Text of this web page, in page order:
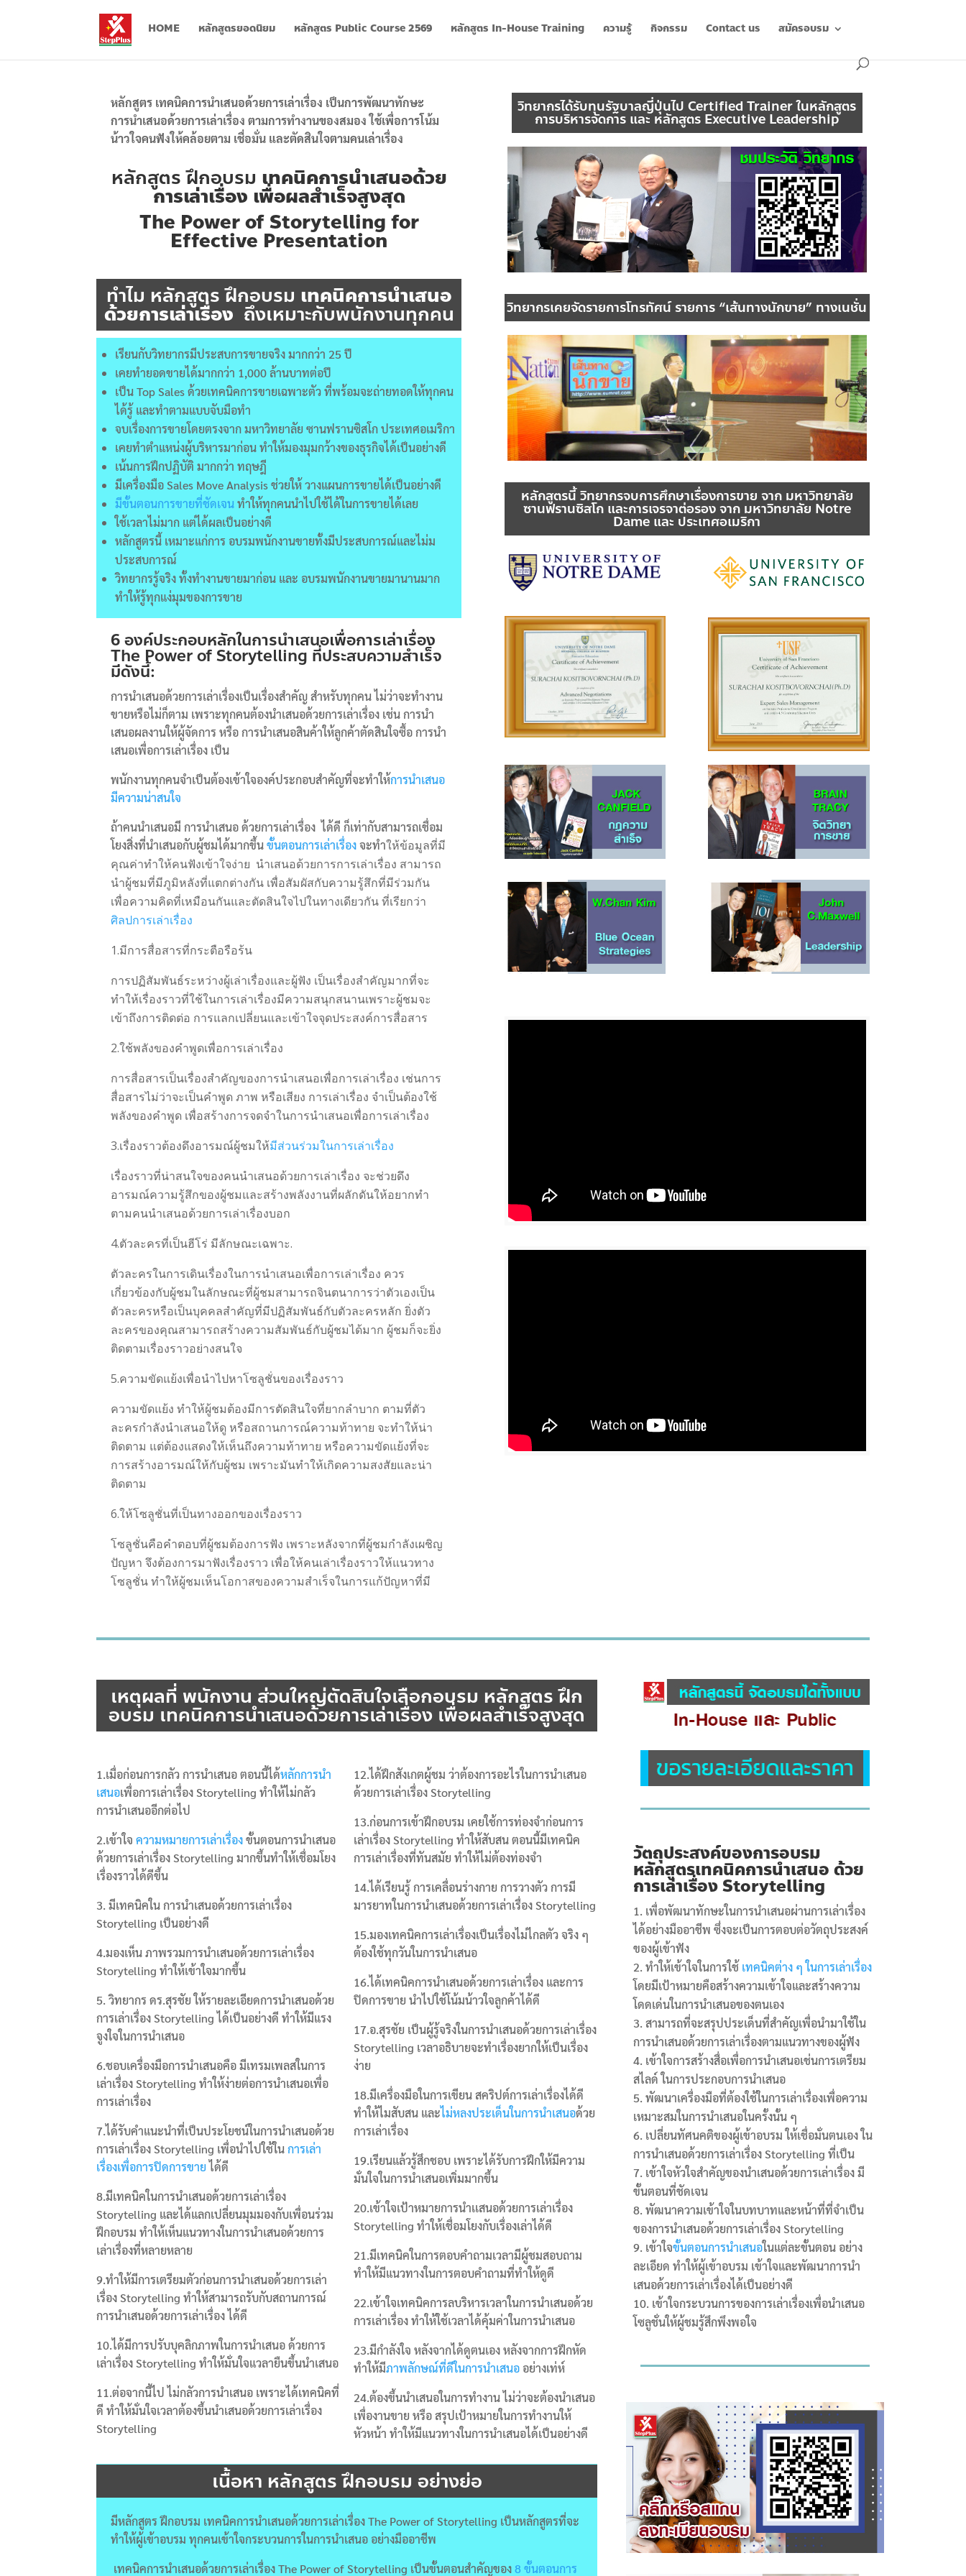
HOME หลักสูตรยอดนิยม หลักสูตร Public Course 2569 หลักสูตร In-House Training ความรู้ กิจกรรม Contact us สมัครอบรม
หลักสูตร เทคนิคการนำเสนอด้วยการเล่าเรื่อง เป็นการพัฒนาทักษะ
การนำเสนอด้วยการเล่าเรื่อง ตามการทำงานของสมอง ใช้เพื่อการโน้ม
น้าวใจคนฟังให้คล้อยตาม เชื่อมั่น และตัดสินใจตามคนเล่าเรื่อง
หลักสูตร ฝึกอบรม เทคนิคการนำเสนอด้วย
การเล่าเรื่อง เพื่อผลสำเร็จสูงสุด
The Power of Storytelling for
Effective Presentation
ทำไม หลักสูตร ฝึกอบรม เทคนิคการนำเสนอ
ด้วยการเล่าเรื่อง ถึงเหมาะกับพนักงานทุกคน
เรียนกับวิทยากรมีประสบการขายจริง มากกว่า 25 ปี
เคยทำยอดขายได้มากกว่า 1,000 ล้านบาทต่อปี
เป็น Top Sales ด้วยเทคนิคการขายเฉพาะตัว ที่พร้อมจะถ่ายทอดให้ทุกคน
ได้รู้ และทำตามแบบจับมือทำ
จบเรื่องการขายโดยตรงจาก มหาวิทยาลัย ซานฟรานซิสโก ประเทศอเมริกา
เคยทำตำแหน่งผู้บริหารมาก่อน ทำให้มองมุมกว้างของธุรกิจได้เป็นอย่างดี
เน้นการฝึกปฏิบัติ มากกว่า ทฤษฎี
มีเครื่องมือ Sales Move Analysis ช่วยให้ วางแผนการขายได้เป็นอย่างดี
มีขั้นตอนการขายที่ชัดเจนทำให้ทุกคนนำไปใช้ได้ในการขายได้เลย
ใช้เวลาไม่มาก แต่ได้ผลเป็นอย่างดี
หลักสูตรนี้ เหมาะแก่การ อบรมพนักงานขายทั้งมีประสบการณ์และไม่ม
ประสบการณ์
วิทยากรรู้จริง ทั้งทำงานขายมาก่อน และ อบรมพนักงานขายมานานมาก
ทำให้รู้ทุกแง่มุมของการขาย
6 องค์ประกอบหลักในการนำเสนอเพื่อการเล่าเรื่อง
The Power of Storytelling ที่ประสบความสำเร็จ
มีดังนี้:
การนำเสนอด้วยการเล่าเรื่องเป็นเรื่องสำคัญ สำหรับทุกคน ไม่ว่าจะทำงาน
ขายหรือไม่ก็ตาม เพราะทุกคนต้องนำเสนอด้วยการเล่าเรื่อง เช่น การนำ
เสนอผลงานให้ผู้จัดการ หรือ การนำเสนอสินค้าให้ลูกค้าตัดสินใจซื้อ การนำ
เสนอเพื่อการเล่าเรื่อง เป็น
พนักงานทุกคนจำเป็นต้องเข้าใจองค์ประกอบสำคัญที่จะทำให้การนำเสนอ
มีความน่าสนใจ
ถ้าคนนำเสนอมี การนำเสนอ ด้วยการเล่าเรื่อง ได้ดี ก็เท่ากับสามารถเชื่อม
โยงสิ่งที่นำเสนอกับผู้ชมได้มากขึ้นขั้นตอนการเล่าเรื่องจะทำให้ข้อมูลที่มี
คุณค่าทำให้คนฟังเข้าใจง่าย นำเสนอด้วยการการเล่าเรื่อง สามารถ
นำผู้ชมที่มีภูมิหลังที่แตกต่างกัน เพื่อสัมผัสกับความรู้สึกที่มีร่วมกัน
เพื่อความคิดที่เหมือนกันและตัดสินใจไปในทางเดียวกัน ที่เรียกว่า
ศิลปการเล่าเรื่อง
1.มีการสื่อสารที่กระตือรือร้น
การปฏิสัมพันธ์ระหว่างผู้เล่าเรื่องและผู้ฟัง เป็นเรื่องสำคัญมากที่จะ
ทำให้เรื่องราวที่ใช้ในการเล่าเรื่องมีความสนุกสนานเพราะผู้ชมจะ
เข้าถึงการติดต่อ การแลกเปลี่ยนและเข้าใจจุดประสงค์การสื่อสาร
2.ใช้พลังของคำพูดเพื่อการเล่าเรื่อง
การสื่อสารเป็นเรื่องสำคัญของการนำเสนอเพื่อการเล่าเรื่อง เช่นการ
สื่อสารไม่ว่าจะเป็นคำพูด ภาพ หรือเสียง การเล่าเรื่อง จำเป็นต้องใช้
พลังของคำพูด เพื่อสร้างการจดจำในการนำเสนอเพื่อการเล่าเรื่อง
3.เรื่องราวต้องดึงอารมณ์ผู้ชมให้มีส่วนร่วมในการเล่าเรื่อง
เรื่องราวที่น่าสนใจของคนนำเสนอด้วยการเล่าเรื่อง จะช่วยดึง
อารมณ์ความรู้สึกของผู้ชมและสร้างพลังงานที่ผลักดันให้อยากทำ
ตามคนนำเสนอด้วยการเล่าเรื่องบอก
4.ตัวละครที่เป็นฮีโร่ มีลักษณะเฉพาะ.
ตัวละครในการเดินเรื่องในการนำเสนอเพื่อการเล่าเรื่อง ควร
เกี่ยวข้องกับผู้ชมในลักษณะที่ผู้ชมสามารถจินตนาการว่าตัวเองเป็น
ตัวละครหรือเป็นบุคคลสำคัญที่มีปฏิสัมพันธ์กับตัวละครหลัก ยิ่งตัว
ละครของคุณสามารถสร้างความสัมพันธ์กับผู้ชมได้มาก ผู้ชมก็จะยิ่ง
ติดตามเรื่องราวอย่างสนใจ
5.ความขัดแย้งเพื่อนำไปหาโซลูชั่นของเรื่องราว
ความขัดแย้ง ทำให้ผู้ชมต้องมีการตัดสินใจที่ยากลำบาก ตามที่ตัว
ละครกำลังนำเสนอให้ดู หรือสถานการณ์ความท้าทาย จะทำให้น่า
ติดตาม แต่ต้องแสดงให้เห็นถึงความท้าทาย หรือความขัดแย้งที่จะ
การสร้างอารมณ์ให้กับผู้ชม เพราะมันทำให้เกิดความสงสัยและน่า
ติดตาม
6.ให้โซลูชั่นที่เป็นทางออกของเรื่องราว
โซลูชั่นคือคำตอบที่ผู้ชมต้องการฟัง เพราะหลังจากที่ผู้ชมกำลังเผชิญ
ปัญหา จึงต้องการมาฟังเรื่องราว เพื่อให้คนเล่าเรื่องราวให้แนวทาง
โซลูชั่น ทำให้ผู้ชมเห็นโอกาสของความสำเร็จในการแก้ปัญหาที่มี
วิทยากรได้รับทุนรัฐบาลญี่ปุ่นไป Certified Trainer ในหลักสูตร
การบริหารจัดการ และ หลักสูตร Executive Leadership
วิทยากรเคยจัดรายการโทรทัศน์ รายการ “เส้นทางนักขาย” ทางเนชั่น
หลักสูตรนี้ วิทยากรจบการศึกษาเรื่องการขาย จาก มหาวิทยาลัย
ซานฟรานซิสโก และการเจรจาต่อรอง จาก มหาวิทยาลัย Notre
Dame และ ประเทศอเมริกา
เหตุผลที่ พนักงาน ส่วนใหญ่ตัดสินใจเลือกอบรม หลักสูตร ฝึก
อบรม เทคนิคการนำเสนอด้วยการเล่าเรื่อง เพื่อผลสำเร็จสูงสุด
1.เมื่อก่อนการกลัว การนำเสนอ ตอนนี้ได้หลักการนำ
เสนอเพื่อการเล่าเรื่อง Storytelling ทำให้ไม่กลัว
การนำเสนออีกต่อไป
2.เข้าใจความหมายการเล่าเรื่องขั้นตอนการนำเสนอ
ด้วยการเล่าเรื่อง Storytelling มากขึ้นทำให้เชื่อมโยง
เรื่องราวได้ดีขึ้น
3. มีเทคนิคใน การนำเสนอด้วยการเล่าเรื่อง
Storytelling เป็นอย่างดี
4.มองเห็น ภาพรวมการนำเสนอด้วยการเล่าเรื่อง
Storytelling ทำให้เข้าใจมากขึ้น
5. วิทยากร ดร.สุรชัย ให้รายละเอียดการนำเสนอด้วย
การเล่าเรื่อง Storytelling ได้เป็นอย่างดี ทำให้มีแรง
จูงใจในการนำเสนอ
6.ชอบเครื่องมือการนำเสนอคือ มีเทรมเพลสในการ
เล่าเรื่อง Storytelling ทำให้ง่ายต่อการนำเสนอเพื่อ
การเล่าเรื่อง
7.ได้รับคำแนะนำที่เป็นประโยชน์ในการนำเสนอด้วย
การเล่าเรื่อง Storytelling เพื่อนำไปใช้ในการเล่า
เรื่องเพื่อการปิดการขายได้ดี
8.มีเทคนิคในการนำเสนอด้วยการเล่าเรื่อง
Storytelling และได้แลกเปลี่ยนมุมมองกับเพื่อนร่วม
ฝึกอบรม ทำให้เห็นแนวทางในการนำเสนอด้วยการ
เล่าเรื่องที่หลายหลาย
9.ทำให้มีการเตรียมตัวก่อนการนำเสนอด้วยการเล่า
เรื่อง Storytelling ทำให้สามารถรับกับสถานการณ์
การนำเสนอด้วยการเล่าเรื่อง ได้ดี
10.ได้มีการปรับบุคลิกภาพในการนำเสนอ ด้วยการ
เล่าเรื่อง Storytelling ทำให้มั่นใจแวลายืนขึ้นนำเสนอ
11.ต่อจากนี้ไป ไม่กลัวการนำเสนอ เพราะได้เทคนิคที่
ดี ทำให้มั่นใจเวลาต้องขึ้นนำเสนอด้วยการเล่าเรื่อง
Storytelling
12.ได้ฝึกสังเกตผู้ชม ว่าต้องการอะไรในการนำเสนอ
ด้วยการเล่าเรื่อง Storytelling
13.ก่อนการเข้าฝึกอบรม เคยใช้การท่องจำก่อนการ
เล่าเรื่อง Storytelling ทำให้สับสน ตอนนี้มีเทคนิค
การเล่าเรื่องที่ทันสมัย ทำให้ไม่ต้องท่องจำ
14.ได้เรียนรู้ การเคลื่อนร่างกาย การวางตัว การมี
มารยาทในการนำเสนอด้วยการเล่าเรื่อง Storytelling
15.มองเทคนิคการเล่าเรื่องเป็นเรื่องไม่ไกลตัว จริง ๆ
ต้องใช้ทุกวันในการนำเสนอ
16.ได้เทคนิคการนำเสนอด้วยการเล่าเรื่อง และการ
ปิดการขาย นำไปใช้โน้มน้าวใจลูกค้าได้ดี
17.อ.สุรชัย เป็นผู้รู้จริงในการนำเสนอด้วยการเล่าเรื่อง
Storytelling เวลาอธิบายจะทำเรื่องยากให้เป็นเรื่อง
ง่าย
18.มีเครื่องมือในการเขียน สคริปต์การเล่าเรื่องได้ดี
ทำให้ไมสับสน และไม่หลงประเด็นในการนำเสนอด้วย
การเล่าเรื่อง
19.เรียนแล้วรู้สึกชอบ เพราะได้รับการฝึกให้มีความ
มั่นใจในการนำเสนอเพิ่มมากขึ้น
20.เข้าใจเป้าหมายการนำเเสนอด้วยการเล่าเรื่อง
Storytelling ทำให้เชื่อมโยงกับเรื่องเล่าได้ดี
21.มีเทคนิคในการตอบคำถามเวลามีผู้ชมสอบถาม
ทำให้มีแนวทางในการตอบคำถามที่ทำให้ดูดี
22.เข้าใจเทคนิคการลบริหารเวลาในการนำเสนอด้วย
การเล่าเรื่อง ทำให้ใช้เวลาได้คุ้มค่าในการนำเสนอ
23.มีกำลังใจ หลังจากได้ดูตนเอง หลังจากการฝึกหัด
ทำให้มีภาพลักษณ์ที่ดีในการนำเสนออย่างเท่ห์
24.ต้องขึ้นนำเสนอในการทำงาน ไม่ว่าจะต้องนำเสนอ
เพื่องานขาย หรือ สรุปเป้าหมายในการทำงานให้
หัวหน้า ทำให้มีแนวทางในการนำเสนอได้เป็นอย่างดี
เนื้อหา หลักสูตร ฝึกอบรม อย่างย่อ
มีหลักสูตร ฝึกอบรม เทคนิคการนำเสนอด้วยการเล่าเรื่อง The Power of Storytelling เป็นหลักสูตรที่จะ
ทำให้ผู้เข้าอบรม ทุกคนเข้าใจกระบวนการในการนำเสนอ อย่างมืออาชีพ
เทคนิคการนำเสนอด้วยการเล่าเรื่อง The Power of Storytelling เป็นขั้นตอนสำคัญของ8 ขั้นตอนการ
วัตถุประสงค์ของการอบรม
หลักสูตรเทคนิคการนำเสนอ ด้วย
การเล่าเรื่อง Storytelling
เพื่อพัฒนาทักษะในการนำเสนอผ่านการเล่าเรื่อง
ได้อย่างมืออาชีพ ซึ่งจะเป็นการตอบต่อวัตถุประสงค์
ของผู้เข้าฟัง
ทำให้เข้าใจในการใช้ เทคนิคต่าง ๆ ในการเล่าเรื่อง
โดยมีเป้าหมายคือสร้างความเข้าใจและสร้างความ
โดดเด่นในการนำเสนอของตนเอง
สามารถที่จะสรุปประเด็นที่สำคัญเพื่อนำมาใช้ใน
การนำเสนอด้วยการเล่าเรื่องตามแนวทางของผู้ฟัง
เข้าใจการสร้างสื่อเพื่อการนำเสนอเช่นการเตรียม
สไลด์ ในการประกอบการนำเสนอ
พัฒนาเครื่องมือที่ต้องใช้ในการเล่าเรื่องเพื่อความ
เหมาะสมในการนำเสนอในครั้งนั้น ๆ
เปลี่ยนทัศนคติของผู้เข้าอบรม ให้เชื่อมั่นตนเอง ใน
การนำเสนอด้วยการเล่าเรื่อง Storytelling ที่เป็น
เข้าใจหัวใจสำคัญของนำเสนอด้วยการเล่าเรื่อง มี
ขั้นตอนที่ชัดเจน
พัฒนาความเข้าใจในบทบาทและหน้าที่ที่จำเป็น
ของการนำเสนอด้วยการเล่าเรื่อง Storytelling
เข้าใจขั้นตอนการนำเสนอในแต่ละขั้นตอน อย่าง
ละเอียด ทำให้ผู้เข้าอบรม เข้าใจและพัฒนาการนำ
เสนอด้วยการเล่าเรื่องได้เป็นอย่างดี
เข้าใจกระบวนการของการเล่าเรื่องเพื่อนำเสนอ
โซลูชั่นให้ผู้ชมรู้สึกพึงพอใจ